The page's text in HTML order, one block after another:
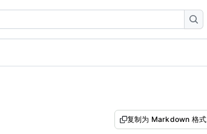
复制为 Markdown 格式